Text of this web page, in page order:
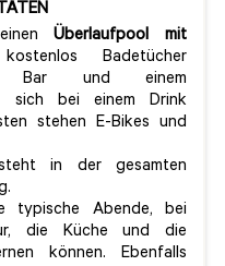
Überlaufpool mit
Badetücher
Bar und einem
sich bei einem Drink
stehen E-Bikes und
in der gesamten
typische Abende, bei
die Küche und die
können. Ebenfalls